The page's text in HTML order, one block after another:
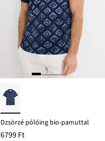
Dzsörzé pólóing bio-pamuttal
6799 Ft